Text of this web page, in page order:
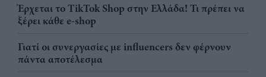
Έρχεται το TikTok Shop στην Ελλάδα! Τι πρέπει να
ξέρει κάθε e-shop
Γιατί οι συνεργασίες με influencers δεν φέρνουν
πάντα αποτέλεσμα